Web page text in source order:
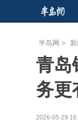
半岛网 >
青岛
务更
2026-05-29